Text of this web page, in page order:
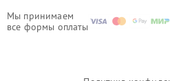
Мы принимаем
все формы оплаты